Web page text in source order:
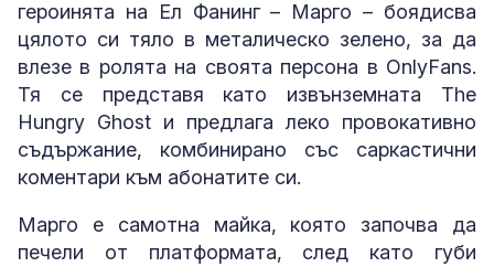
героинята на Ел Фанинг – Марго – боядисва
цялото си тяло в металическо зелено, за да
влезе в ролята на своята персона в OnlyFans.
Тя се представя като извънземната The
Hungry Ghost и предлага леко провокативно
съдържание, комбинирано със саркастични
коментари към абонатите си.
Марго е самотна майка, която започва да
печели от платформата, след като губи